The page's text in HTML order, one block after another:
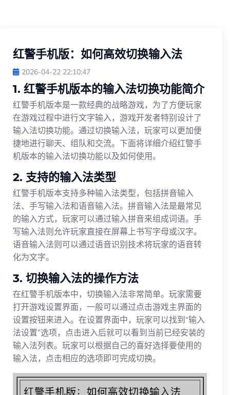
红警手机版：如何高效切换输入法
2026-04-22 22:10:47
1. 红警手机版本的输入法切换功能简介
红警手机版本是一款经典的战略游戏，为了方便玩家
在游戏过程中进行文字输入，游戏开发者特别设计了
输入法切换功能。通过切换输入法，玩家可以更加便
捷地进行聊天、组队和交流。下面将详细介绍红警手
机版本的输入法切换功能以及如何使用。
2. 支持的输入法类型
红警手机版本支持多种输入法类型，包括拼音输入
法、手写输入法和语音输入法。拼音输入法是最常见
的输入方式，玩家可以通过输入拼音来组成词语。手
写输入法则允许玩家直接在屏幕上书写字母或汉字。
语音输入法则可以通过语音识别技术将玩家的语音转
化为文字。
3. 切换输入法的操作方法
在红警手机版本中，切换输入法非常简单。玩家需要
打开游戏设置界面，一般可以通过点击游戏主界面的
设置按钮来进入。在设置界面中，玩家可以找到“输入
法设置”选项，点击进入后就可以看到当前已经安装的
输入法列表。玩家可以根据自己的喜好选择要使用的
输入法，点击相应的选项即可完成切换。